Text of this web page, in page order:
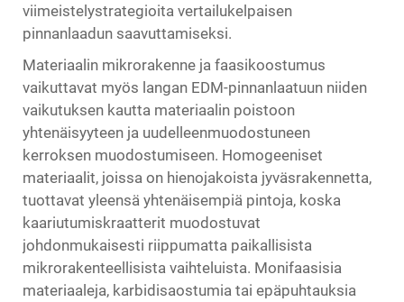
viimeistelystrategioita vertailukelpaisen
pinnanlaadun saavuttamiseksi.
Materiaalin mikrorakenne ja faasikoostumus
vaikuttavat myös langan EDM-pinnanlaatuun niiden
vaikutuksen kautta materiaalin poistoon
yhtenäisyyteen ja uudelleenmuodostuneen
kerroksen muodostumiseen. Homogeeniset
materiaalit, joissa on hienojakoista jyväsrakennetta,
tuottavat yleensä yhtenäisempiä pintoja, koska
kaariutumiskraatterit muodostuvat
johdonmukaisesti riippumatta paikallisista
mikrorakenteellisista vaihteluista. Monifaasisia
materiaaleja, karbidisaostumia tai epäpuhtauksia